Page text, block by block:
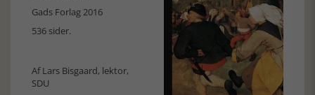
Gads Forlag 2016
536 sider.
Af Lars Bisgaard, lektor,
SDU